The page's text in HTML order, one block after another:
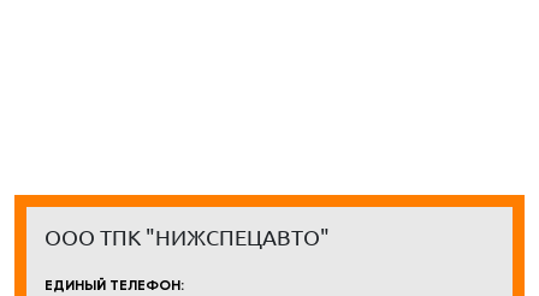
ООО ТПК "НИЖСПЕЦАВТО"
ЕДИНЫЙ ТЕЛЕФОН: